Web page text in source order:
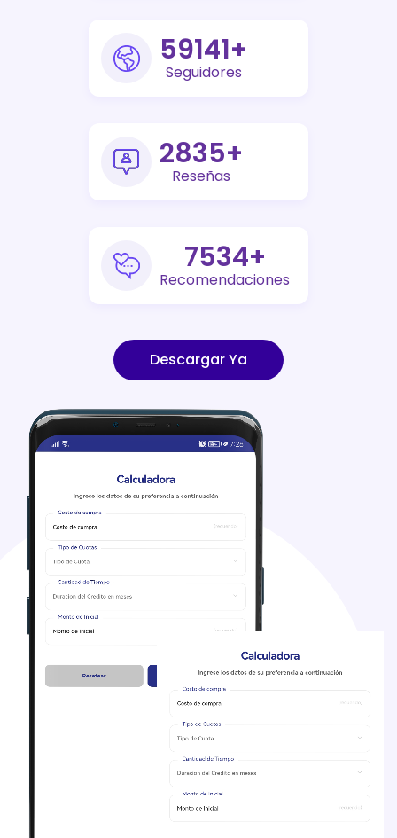
73000+
Seguidores
3500+
Reseñas
9300+
Recomendaciones
Descargar Ya